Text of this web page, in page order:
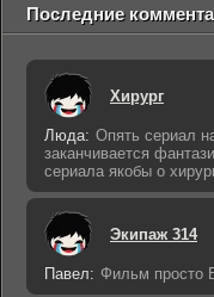
Последние
Хирург
Люда: Опять сериал
заканчивается
сериала якобы о
Экипаж 314
Павел: Фильм просто